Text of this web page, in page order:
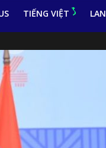
TIẾNG VIỆT